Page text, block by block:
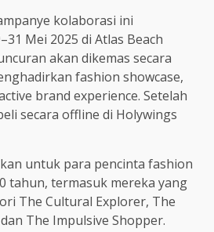
kolaborasi ini
Mei 2025 di Atlas Beach
akan dikemas secara
fashion showcase,
brand experience. Setelah
secara offline di Holywings
untuk para pencinta fashion
tahun, termasuk mereka yang
The Cultural Explorer, The
The Impulsive Shopper.